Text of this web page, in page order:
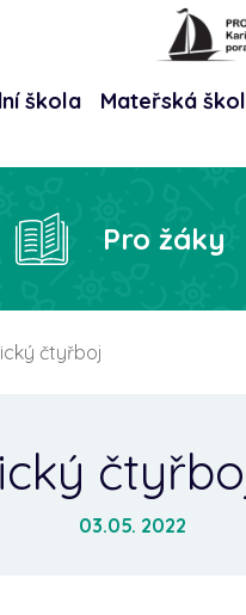
škola Mateřská
Pro žáky
čtyřboj
03.05. 2022